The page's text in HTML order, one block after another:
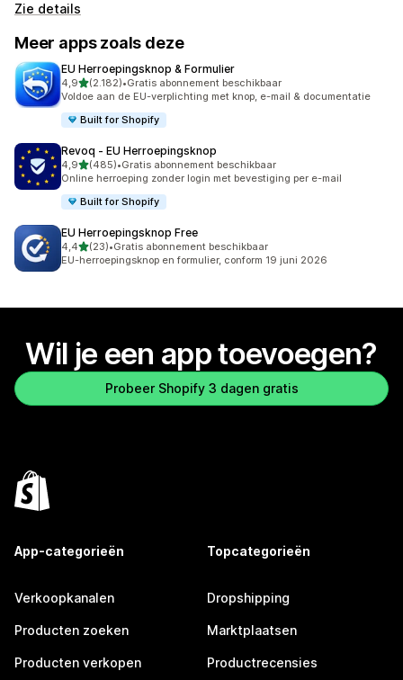
Zie details
Meer apps zoals deze
EU Herroepingsknop & Formulier
4,9van 5 sterren
(2.182)
2182 recensies in totaal
•Gratis abonnement beschikbaar
Voldoe aan de EU-verplichting met knop, e-mail & documentatie
Built for Shopify
Revoq ‑ EU Herroepingsknop
4,9van 5 sterren
(485)
485 recensies in totaal
•Gratis abonnement beschikbaar
Online herroeping zonder login met bevestiging per e-mail
Built for Shopify
EU Herroepingsknop Free
4,4van 5 sterren
(23)
23 recensies in totaal
•Gratis abonnement beschikbaar
EU-herroepingsknop en formulier, conform 19 juni 2026
Wil je een app toevoegen?
Probeer Shopify 3 dagen gratis
App-categorieën
Verkoopkanalen
Producten zoeken
Producten verkopen
Topcategorieën
Dropshipping
Marktplaatsen
Productrecensies